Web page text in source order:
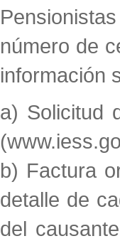
número de
información
a) Solicitud
b) Factura
detalle de
del